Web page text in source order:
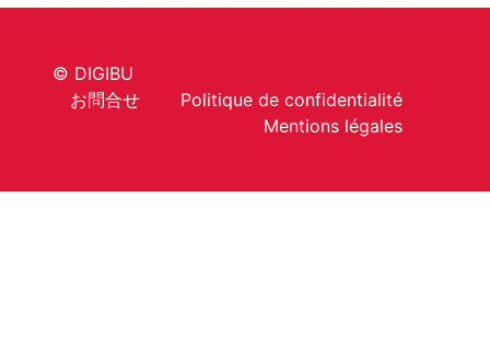
© DIGIBU
お問合せ
Politique de confidentialité
Mentions légales